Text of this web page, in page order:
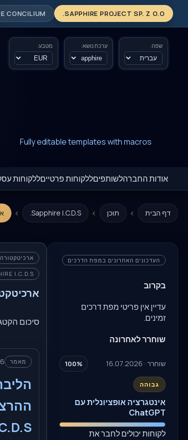
SAPPHIRE PROJECT SP. Z O.O.
CONCILIUM
שפה: ערכת נושא: מטבע:
Fully editable templates with macros
אודות החברהלשותפיםללקוחות פרטייםללקוחות
דף הבית › תוכן ›
Sapphire I.C.D.S.
›
העדכונים האחרונים במפת הדרכים
בקרוב
עדיין אין פריטי מפת דרכים
זמינים.
שוחרר לאחרונה
שוחרר · 16.07.2026 100%
גבוהה
אינטגרציה אופציונלית עם
ChatGPT
לקוחות יכולים לחבר את
ארכיטקטורה
I.C.D.S.
סיכום
מאמר